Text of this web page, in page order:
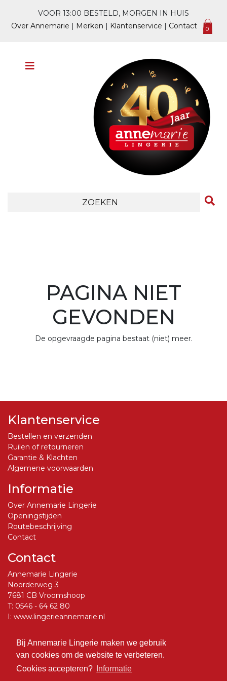
Bij Annemarie Lingerie maken we gebruik
van cookies om de website te verbeteren.
Cookies accepteren?
Informatie
VOOR 13:00 BESTELD, MORGEN IN HUIS
Over Annemarie | Merken | Klantenservice | Contact 0
PAGINA NIET
GEVONDEN
De opgevraagde pagina bestaat (niet) meer.
Klantenservice
Bestellen en verzenden
Ruilen of retourneren
Garantie & Klachten
Algemene voorwaarden
Informatie
Over Annemarie Lingerie
Openingstijden
Routebeschrijving
Contact
Contact
Annemarie Lingerie
Noorderweg 3
7681 CB Vroomshoop
T: 0546 - 64 62 80
I: www.lingerieannemarie.nl
Social Media
Volg ons op Facebook